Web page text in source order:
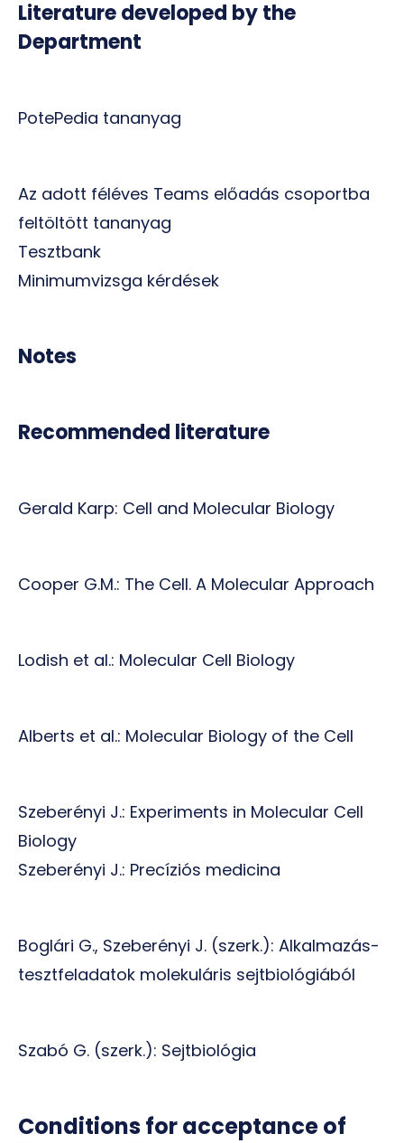
Literature developed by the
Department
PotePedia tananyag
Az adott féléves Teams előadás csoportba
feltöltött tananyag
Tesztbank
Minimumvizsga kérdések
Notes
Recommended literature
Gerald Karp: Cell and Molecular Biology
Cooper G.M.: The Cell. A Molecular Approach
Lodish et al.: Molecular Cell Biology
Alberts et al.: Molecular Biology of the Cell
Szeberényi J.: Experiments in Molecular Cell
Biology
Szeberényi J.: Precíziós medicina
Boglári G., Szeberényi J. (szerk.): Alkalmazás-
tesztfeladatok molekuláris sejtbiológiából
Szabó G. (szerk.): Sejtbiológia
Conditions for acceptance of